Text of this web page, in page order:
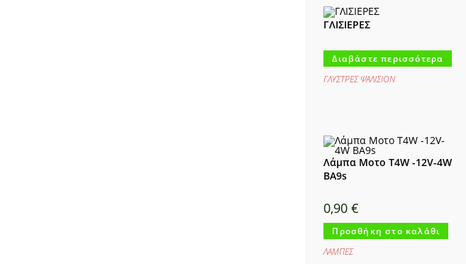
ΓΛΙΣΙΕΡΕΣ
Διαβάστε περισσότερα
ΓΛΥΣΤΡΕΣ ΨΑΛΙΣΙΟΝ
Λάμπα Μοτο T4W -12V-4W
BA9s
0,90€
Προσθήκη στο καλάθι
ΛΑΜΠΕΣ